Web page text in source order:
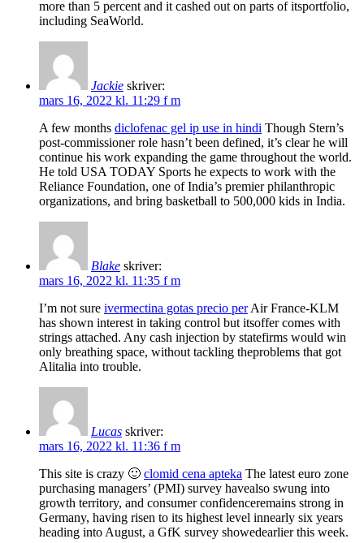
more than 5 percent and it cashed out on parts of itsportfolio,
including SeaWorld.
Jackie skriver:
mars 16, 2022 kl. 11:29 f m
A few months diclofenac gel ip use in hindi Though Stern’s
post-commissioner role hasn’t been defined, it’s clear he will
continue his work expanding the game throughout the world.
He told USA TODAY Sports he expects to work with the
Reliance Foundation, one of India’s premier philanthropic
organizations, and bring basketball to 500,000 kids in India.
Blake skriver:
mars 16, 2022 kl. 11:35 f m
I’m not sure ivermectina gotas precio perAir France-KLM
has shown interest in taking control but itsoffer comes with
strings attached. Any cash injection by statefirms would win
only breathing space, without tackling theproblems that got
Alitalia into trouble.
Lucas skriver:
mars 16, 2022 kl. 11:36 f m
This site is crazy 🙂 clomid cena apteka The latest euro zone
purchasing managers’ (PMI) survey havealso swung into
growth territory, and consumer confidenceremains strong in
Germany, having risen to its highest level innearly six years
heading into August, a GfK survey showedearlier this week.